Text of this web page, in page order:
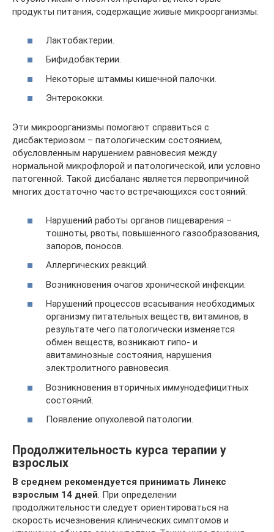
продукты питания, содержащие живые микроорганизмы:
Лактобактерии.
Бифидобактерии.
Некоторые штаммы кишечной палочки.
Энтерококки.
Эти микроорганизмы помогают справиться с
дисбактериозом – патологическим состоянием,
обусловленным нарушением равновесия между
нормальной микрофлорой и патологической, или условно
патогенной. Такой дисбаланс является первопричиной
многих достаточно часто встречающихся состояний:
Нарушений работы органов пищеварения –
тошноты, рвоты, повышенного газообразования,
запоров, поносов.
Аллергических реакций.
Возникновения очагов хронической инфекции.
Нарушений процессов всасывания необходимых
организму питательных веществ, витаминов, в
результате чего патологически изменяется
обмен веществ, возникают гипо- и
авитаминозные состояния, нарушения
электролитного равновесия.
Возникновения вторичных иммунодефицитных
состояний.
Появление опухолевой патологии.
Продолжительность курса терапии у
взрослых
В среднем рекомендуется принимать Линекс
взрослым 14 дней. При определении
продолжительности следует ориентироваться на
скорость исчезновения клинических симптомов и